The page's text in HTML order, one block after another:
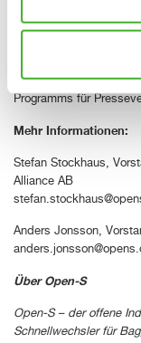
CONEXPO am 3.
Die Open-S Alliance
ein. Die Veranstaltung
auf dem
Programms für
Mehr Informationen:
Stefan Stockhaus,
Alliance AB
Anders Jonsson,
Über Open-S
Open-S – der offene
Schnellwechsler für